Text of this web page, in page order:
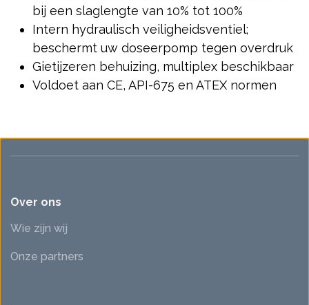
bij een slaglengte van 10% tot 100%
Intern hydraulisch veiligheidsventiel;
beschermt uw doseerpomp tegen overdruk
Gietijzeren behuizing, multiplex beschikbaar
Voldoet aan CE, API-675 en ATEX normen
Over ons
Wie zijn wij
Onze partners